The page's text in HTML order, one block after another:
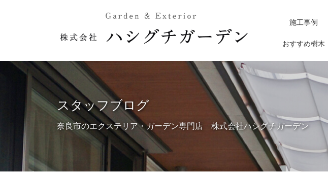
施工事例
おすすめ樹木
スタッフブログ
奈良市のエクステリア・ガーデン専門店 株式会社ハシグチガーデン